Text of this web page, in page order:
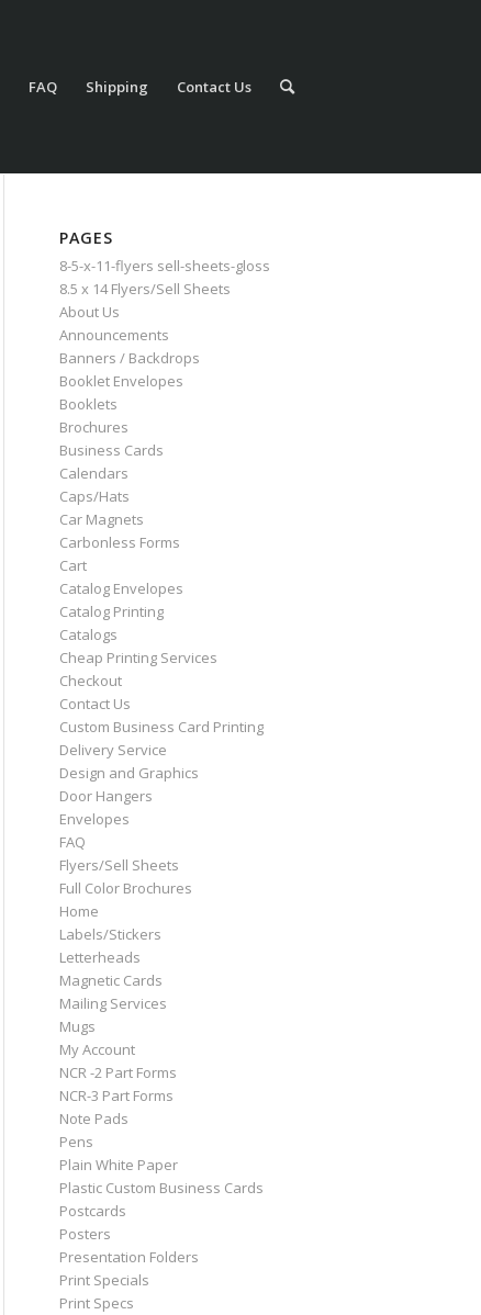
FAQ Shipping Contact Us
PAGES
8-5-x-11-flyers sell-sheets-gloss
8.5 x 14 Flyers/Sell Sheets
About Us
Announcements
Banners / Backdrops
Booklet Envelopes
Booklets
Brochures
Business Cards
Calendars
Caps/Hats
Car Magnets
Carbonless Forms
Cart
Catalog Envelopes
Catalog Printing
Catalogs
Cheap Printing Services
Checkout
Contact Us
Custom Business Card Printing
Delivery Service
Design and Graphics
Door Hangers
Envelopes
FAQ
Flyers/Sell Sheets
Full Color Brochures
Home
Labels/Stickers
Letterheads
Magnetic Cards
Mailing Services
Mugs
My Account
NCR -2 Part Forms
NCR-3 Part Forms
Note Pads
Pens
Plain White Paper
Plastic Custom Business Cards
Postcards
Posters
Presentation Folders
Print Specials
Print Specs